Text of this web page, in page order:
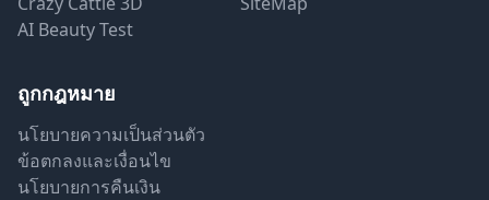
AI Beauty Test
ถูกกฎหมาย
นโยบายความเป็นส่วนตัว
ข้อตกลงและเงื่อนไข
นโยบายการคืนเงิน